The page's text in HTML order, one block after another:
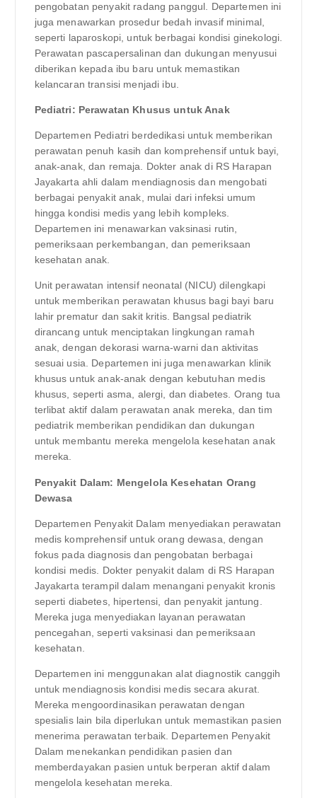
pengobatan penyakit radang panggul. Departemen ini
juga menawarkan prosedur bedah invasif minimal,
seperti laparoskopi, untuk berbagai kondisi ginekologi.
Perawatan pascapersalinan dan dukungan menyusui
diberikan kepada ibu baru untuk memastikan
kelancaran transisi menjadi ibu.
Pediatri: Perawatan Khusus untuk Anak
Departemen Pediatri berdedikasi untuk memberikan
perawatan penuh kasih dan komprehensif untuk bayi,
anak-anak, dan remaja. Dokter anak di RS Harapan
Jayakarta ahli dalam mendiagnosis dan mengobati
berbagai penyakit anak, mulai dari infeksi umum
hingga kondisi medis yang lebih kompleks.
Departemen ini menawarkan vaksinasi rutin,
pemeriksaan perkembangan, dan pemeriksaan
kesehatan anak.
Unit perawatan intensif neonatal (NICU) dilengkapi
untuk memberikan perawatan khusus bagi bayi baru
lahir prematur dan sakit kritis. Bangsal pediatrik
dirancang untuk menciptakan lingkungan ramah
anak, dengan dekorasi warna-warni dan aktivitas
sesuai usia. Departemen ini juga menawarkan klinik
khusus untuk anak-anak dengan kebutuhan medis
khusus, seperti asma, alergi, dan diabetes. Orang tua
terlibat aktif dalam perawatan anak mereka, dan tim
pediatrik memberikan pendidikan dan dukungan
untuk membantu mereka mengelola kesehatan anak
mereka.
Penyakit Dalam: Mengelola Kesehatan Orang
Dewasa
Departemen Penyakit Dalam menyediakan perawatan
medis komprehensif untuk orang dewasa, dengan
fokus pada diagnosis dan pengobatan berbagai
kondisi medis. Dokter penyakit dalam di RS Harapan
Jayakarta terampil dalam menangani penyakit kronis
seperti diabetes, hipertensi, dan penyakit jantung.
Mereka juga menyediakan layanan perawatan
pencegahan, seperti vaksinasi dan pemeriksaan
kesehatan.
Departemen ini menggunakan alat diagnostik canggih
untuk mendiagnosis kondisi medis secara akurat.
Mereka mengoordinasikan perawatan dengan
spesialis lain bila diperlukan untuk memastikan pasien
menerima perawatan terbaik. Departemen Penyakit
Dalam menekankan pendidikan pasien dan
memberdayakan pasien untuk berperan aktif dalam
mengelola kesehatan mereka.